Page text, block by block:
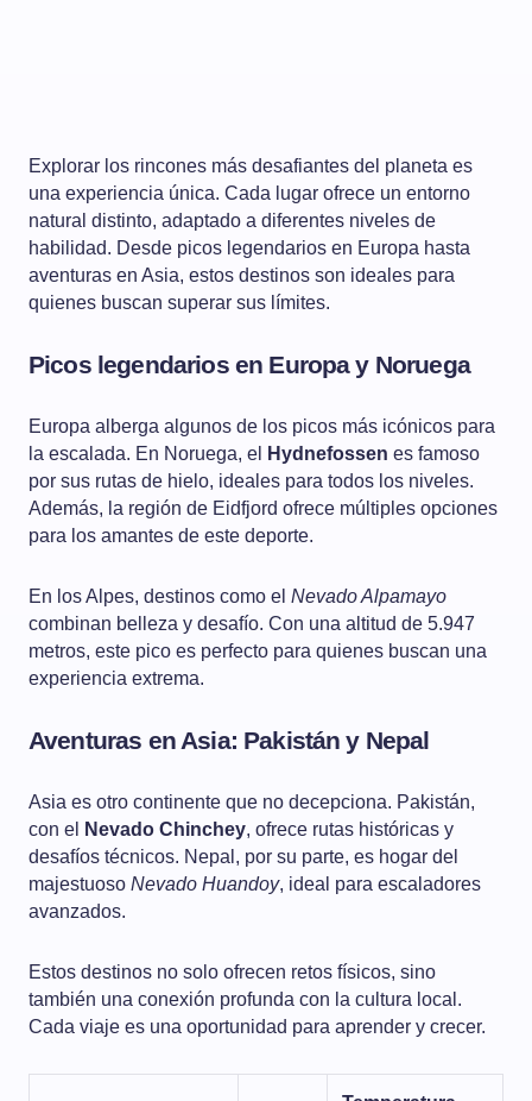
Explorar los rincones más desafiantes del planeta es
una experiencia única. Cada lugar ofrece un entorno
natural distinto, adaptado a diferentes niveles de
habilidad. Desde picos legendarios en Europa hasta
aventuras en Asia, estos destinos son ideales para
quienes buscan superar sus límites.
Picos legendarios en Europa y Noruega
Europa alberga algunos de los picos más icónicos para
la escalada. En Noruega, el
Hydnefossen es famoso
por sus rutas de hielo, ideales para todos los niveles.
Además, la región de Eidfjord ofrece múltiples opciones
para los amantes de este deporte.
En los Alpes, destinos como el Nevado Alpamayo
combinan belleza y desafío. Con una altitud de 5.947
metros, este pico es perfecto para quienes buscan una
experiencia extrema.
Aventuras en Asia: Pakistán y Nepal
Asia es otro continente que no decepciona. Pakistán,
con el
Nevado Chinchey, ofrece rutas históricas y
desafíos técnicos. Nepal, por su parte, es hogar del
majestuoso Nevado Huandoy, ideal para escaladores
avanzados.
Estos destinos no solo ofrecen retos físicos, sino
también una conexión profunda con la cultura local.
Cada viaje es una oportunidad para aprender y crecer.